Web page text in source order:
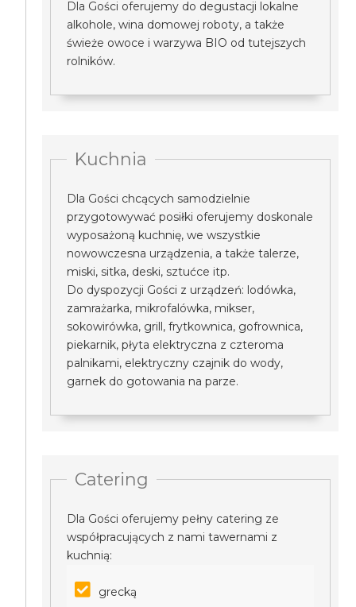
Dla Gości oferujemy do degustacji lokalne
alkohole, wina domowej roboty, a także
świeże owoce i warzywa BIO od tutejszych
rolników.
Kuchnia
Dla Gości chcących samodzielnie
przygotowywać posiłki oferujemy doskonale
wyposażoną kuchnię, we wszystkie
nowowczesna urządzenia, a także talerze,
miski, sitka, deski, sztućce itp.
Do dyspozycji Gości z urządzeń: lodówka,
zamrażarka, mikrofalówka, mikser,
sokowirówka, grill, frytkownica, gofrownica,
piekarnik, płyta elektryczna z czteroma
palnikami, elektryczny czajnik do wody,
garnek do gotowania na parze.
Catering
Dla Gości oferujemy pełny catering ze
współpracujących z nami tawernami z
kuchnią:
grecką